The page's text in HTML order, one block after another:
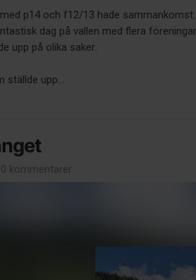
p14 och f12/13 hade
dag på vallen med flera
upp på olika saker.
ställde upp...
0 kommentarer